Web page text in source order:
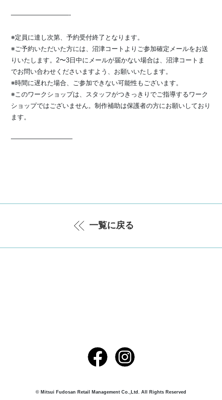
—————————-
※定員に達し次第、予約受付終了となります。
※ご予約いただいた方には、沼津コートよりご参加確定メールをお送
りいたします。2〜3日中にメールが届かない場合は、沼津コートま
でお問い合わせくださいますよう、お願いいたします。
※時間に遅れた場合、ご参加できない可能性もございます。
※このワークショップは、スタッフがつきっきりでご指導するワーク
ショップではございません。制作補助は保護者の方にお願いしており
ます。
⁡—————————–
一覧に戻る
© Mitsui Fudosan Retail Management Co.,Ltd. All Rights Reserved